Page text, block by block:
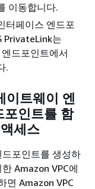
이동합니다.
터페이스 엔드포
PrivateLink는
드포인트에서
.
이트웨이 엔
포인트를 함
세스
포인트를 생성하
Amazon VPC에
면 Amazon VPC